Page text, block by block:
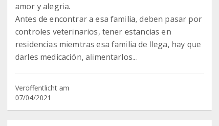
amor y alegria.
Antes de encontrar a esa familia, deben pasar por
controles veterinarios, tener estancias en
residencias miemtras esa familia de llega, hay que
darles medicación, alimentarlos...
Veröffentlicht am
07/04/2021